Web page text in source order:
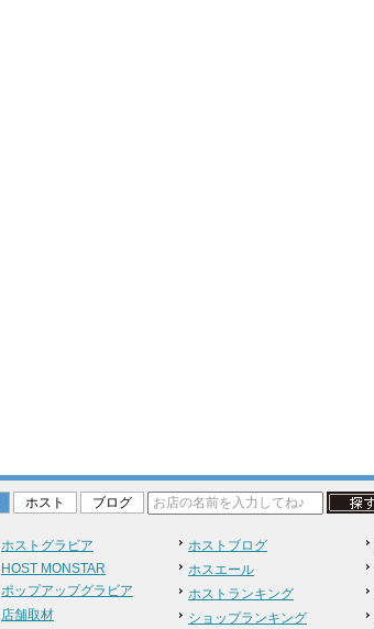
ホスト ブログ
ホストグラビア
HOST MONSTAR
ポップアップグラビア
店舗取材
ホストブログ
ホスエール
ホストランキング
ショップランキング